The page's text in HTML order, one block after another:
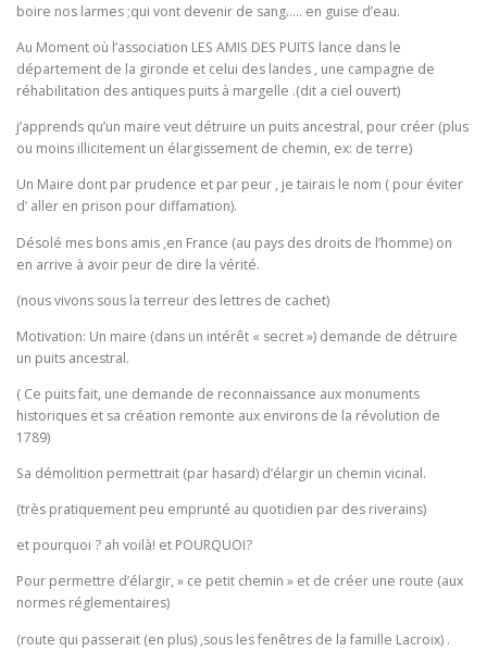
boire nos larmes ;qui vont devenir de sang….. en guise d’eau.
Au Moment où l’association LES AMIS DES PUITS lance dans le
département de la gironde et celui des landes , une campagne de
réhabilitation des antiques puits à margelle .(dit a ciel ouvert)
j’apprends qu’un maire veut détruire un puits ancestral, pour créer (plus
ou moins illicitement un élargissement de chemin, ex: de terre)
Un Maire dont par prudence et par peur , je tairais le nom ( pour éviter
d’ aller en prison pour diffamation).
Désolé mes bons amis ,en France (au pays des droits de l’homme) on
en arrive à avoir peur de dire la vérité.
(nous vivons sous la terreur des lettres de cachet)
Motivation: Un maire (dans un intérêt « secret ») demande de détruire
un puits ancestral.
( Ce puits fait, une demande de reconnaissance aux monuments
historiques et sa création remonte aux environs de la révolution de
1789)
Sa démolition permettrait (par hasard) d’élargir un chemin vicinal.
(très pratiquement peu emprunté au quotidien par des riverains)
et pourquoi ? ah voilà! et POURQUOI?
Pour permettre d’élargir, » ce petit chemin » et de créer une route (aux
normes réglementaires)
(route qui passerait (en plus) ,sous les fenêtres de la famille Lacroix) .